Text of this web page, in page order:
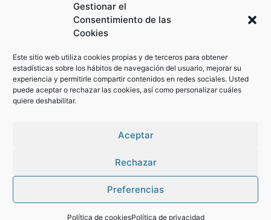
Gestionar el
Consentimiento de las
Cookies
Este sitio web utiliza cookies propias y de terceros para obtener
estadísticas sobre los hábitos de navegación del usuario, mejorar su
experiencia y permitirle compartir contenidos en redes sociales. Usted
puede aceptar o rechazar las cookies, así como personalizar cuáles
quiere deshabilitar.
Aceptar
Rechazar
Preferencias
Política de cookiesPolítica de privacidad